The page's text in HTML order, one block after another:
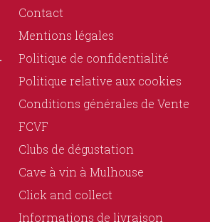
Contact
Mentions légales
Politique de confidentialité
Politique relative aux cookies
Conditions générales de Vente
FCVF
Clubs de dégustation
Cave à vin à Mulhouse
Click and collect
Informations de livraison